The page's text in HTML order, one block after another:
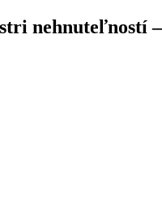
nehnuteľností